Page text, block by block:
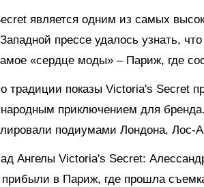
является одним из самых
прессе удалось узнать,
«сердце моды» – Париж, где
традиции показы Victoria's Secret
приключением для
подиумами Лондона, Лос-
Ангелы Victoria's Secret:
в Париж, где прошла